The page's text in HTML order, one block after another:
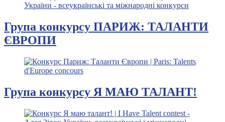
Група конкурсу ПАРИЖ: ТАЛАНТИ
ЄВРОПИ
Група конкурсу Я МАЮ ТАЛАНТ!